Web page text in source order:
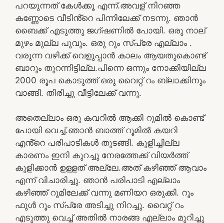
പറയുന്നത് കേൾക്കൂ എന്ന്.അവള് നിറഞ്ഞ
കണ്ണോടെ വീടിൻ്റെ പിന്നിലേക്ക് നടന്നു. ഞാൻ
ബൈക്ക് എടുത്തു ജഗ്ഷണിൽ പോയി. ഒരു നാല്
മുഴം മുല്ല പൂവും. ഒരു റൂം സ്പ്രേ എല്ലാം .
വരുന്ന വഴിക്ക് വെളുപ്പാൻ കാലം ആയതുകൊണ്ട്
ബാറും തുറന്നിട്ടില്ല.പിന്നെ ഒന്നും നോക്കിയില്ല
2000 രൂപ കൊടുത്ത് ഒരു വൈറ്റ് റം ബ്ലാക്കിനും
വാങ്ങി. തിരിച്ചു വീട്ടിലേക്ക് വന്നു.
അതെല്ലാം ഒരു കവറിൽ ആക്കി റൂമിൽ കൊണ്ട്
പോയി വെച്ച്.ഞാൻ ബാത്ത് റൂമിൽ കയറി
എൻ്റെ പരിപാടികൾ തുടങ്ങി. കുളിച്ചില്ല
കാരണം ഇനി കുറച്ചു നേരത്തേക്ക് വിയർത്ത്
കുളിക്കാൻ ഉള്ളത് അല്ലേ.അത് കഴിഞ്ഞ് ആവാം
എന്ന് വിചാരിച്ചു. ഞാൻ പരിപാടി എല്ലാം
കഴിഞ്ഞ് റൂമിലേക്ക് വന്നു മണിയറ ഒരുക്കി. റൂം
ഫുൾ റൂം സ്പ്രേ അടിച്ചു നിറച്ചു. വൈറ്റ് റം
എടുത്തു വെച്ച് അതിൽ നാരങ്ങ എല്ലാം മുറിച്ചു